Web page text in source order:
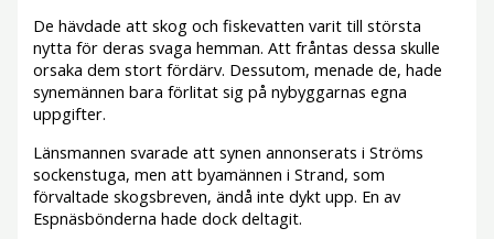
De hävdade att skog och fiskevatten varit till största
nytta för deras svaga hemman. Att fråntas dessa skulle
orsaka dem stort fördärv. Dessutom, menade de, hade
synemännen bara förlitat sig på nybyggarnas egna
uppgifter.
Länsmannen svarade att synen annonserats i Ströms
sockenstuga, men att byamännen i Strand, som
förvaltade skogsbreven, ändå inte dykt upp. En av
Espnäsbönderna hade dock deltagit.